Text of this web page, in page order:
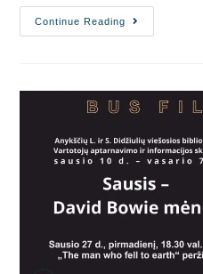
Continue Reading
Elenos
Dedelienės
Staškūniškio